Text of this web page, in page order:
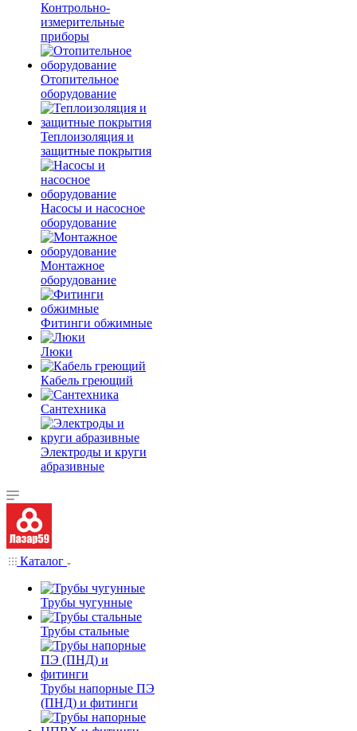
Контрольно-
измерительные
приборы
Отопительное
оборудование
Теплоизоляция и
защитные покрытия
Насосы и насосное
оборудование
Монтажное
оборудование
Фитинги обжимные
Люки
Кабель греющий
Сантехника
Электроды и круги
абразивные
Каталог
Трубы чугунные
Трубы стальные
Трубы напорные ПЭ
(ПНД) и фитинги